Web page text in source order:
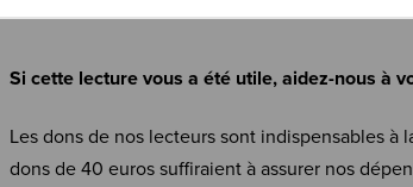
Si cette lecture vous a été utile, aidez-nous à
Les dons de nos lecteurs sont indispensables
dons de 40 euros suffiraient à assurer nos